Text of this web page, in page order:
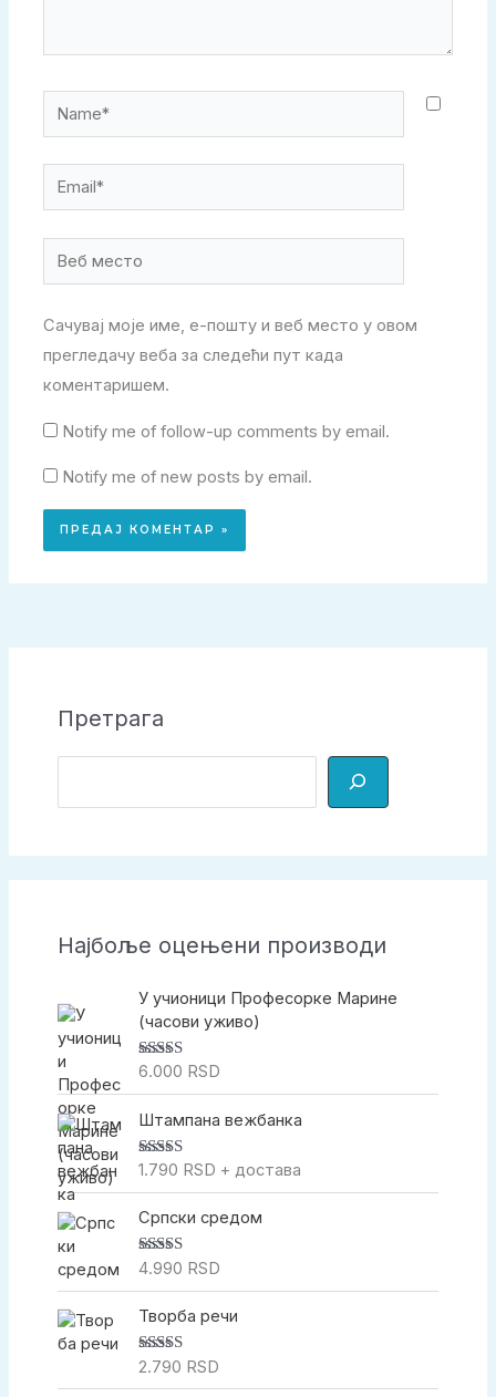
Name*
Email*
Веб
место
Сачувај моје име, е-пошту и веб место у овом
прегледачу веба за следећи пут када
коментаришем.
Notify me of follow-up comments by email.
Notify me of new posts by email.
Претрага
р
Најбоље оцењени производи
У учионици Професорке Марине
(часови уживо)
Оцењено са
6.000 RSD
Штампана вежбанка
Оцењено са
1.790 RSD + достава
Српски средом
Оцењено са
4.990 RSD
Творба речи
Оцењено са
2.790 RSD